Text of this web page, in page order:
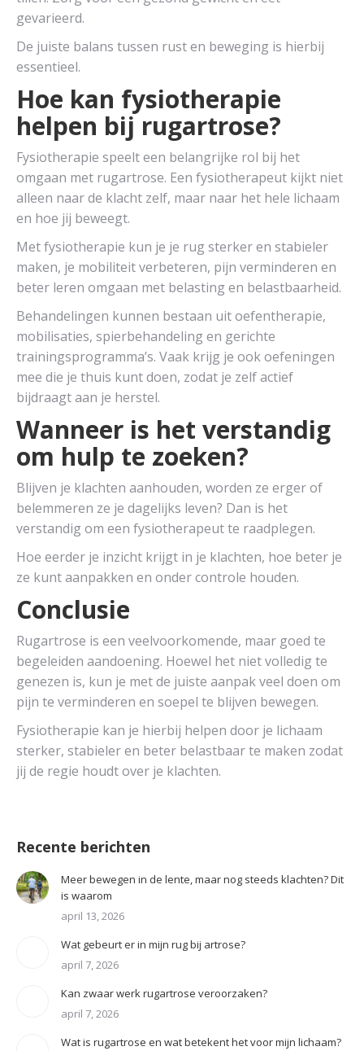
gevarieerd.
De juiste balans tussen rust en beweging is hierbij
essentieel.
Hoe kan fysiotherapie
helpen bij rugartrose?
Fysiotherapie speelt een belangrijke rol bij het
omgaan met rugartrose. Een fysiotherapeut kijkt niet
alleen naar de klacht zelf, maar naar het hele lichaam
en hoe jij beweegt.
Met fysiotherapie kun je je rug sterker en stabieler
maken, je mobiliteit verbeteren, pijn verminderen en
beter leren omgaan met belasting en belastbaarheid.
Behandelingen kunnen bestaan uit oefentherapie,
mobilisaties, spierbehandeling en gerichte
trainingsprogramma’s. Vaak krijg je ook oefeningen
mee die je thuis kunt doen, zodat je zelf actief
bijdraagt aan je herstel.
Wanneer is het verstandig
om hulp te zoeken?
Blijven je klachten aanhouden, worden ze erger of
belemmeren ze je dagelijks leven? Dan is het
verstandig om een fysiotherapeut te raadplegen.
Hoe eerder je inzicht krijgt in je klachten, hoe beter je
ze kunt aanpakken en onder controle houden.
Conclusie
Rugartrose is een veelvoorkomende, maar goed te
begeleiden aandoening. Hoewel het niet volledig te
genezen is, kun je met de juiste aanpak veel doen om
pijn te verminderen en soepel te blijven bewegen.
Fysiotherapie kan je hierbij helpen door je lichaam
sterker, stabieler en beter belastbaar te maken zodat
jij de regie houdt over je klachten.
Recente berichten
Meer bewegen in de lente, maar nog steeds klachten? Dit
is waarom
april 13, 2026
Wat gebeurt er in mijn rug bij artrose?
april 7, 2026
Kan zwaar werk rugartrose veroorzaken?
april 7, 2026
Wat is rugartrose en wat betekent het voor mijn lichaam?